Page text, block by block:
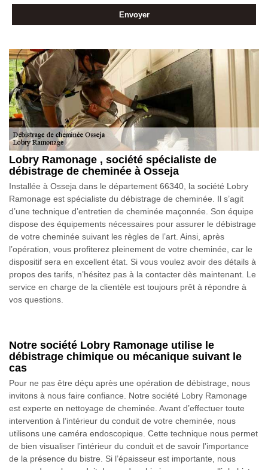
Lobry Ramonage , société spécialiste de
débistrage de cheminée à Osseja
Installée à Osseja dans le département 66340, la société Lobry
Ramonage est spécialiste du débistrage de cheminée. Il s’agit
d’une technique d’entretien de cheminée maçonnée. Son équipe
dispose des équipements nécessaires pour assurer le débistrage
de votre cheminée suivant les règles de l’art. Ainsi, après
l’opération, vous profiterez pleinement de votre cheminée, car le
dispositif sera en excellent état. Si vous voulez avoir des détails à
propos des tarifs, n’hésitez pas à la contacter dès maintenant. Le
service en charge de la clientèle est toujours prêt à répondre à
vos questions.
Notre société Lobry Ramonage utilise le
débistrage chimique ou mécanique suivant le
cas
Pour ne pas être déçu après une opération de débistrage, nous
invitons à nous faire confiance. Notre société Lobry Ramonage
est experte en nettoyage de cheminée. Avant d’effectuer toute
intervention à l’intérieur du conduit de votre cheminée, nous
utilisons une caméra endoscopique. Cette technique nous permet
de bien visualiser l’intérieur du conduit et de savoir l’importance
de la présence du bistre. Si l’épaisseur est importante, nous